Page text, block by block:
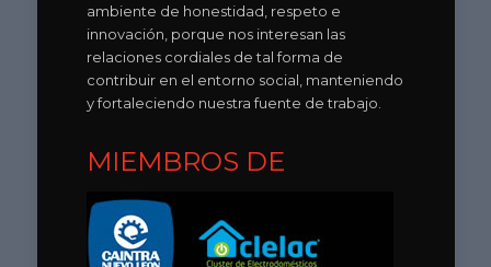
ambiente de honestidad, respeto e
innovación, porque nos interesan las
relaciones cordiales de tal forma de
contribuir en el entorno social, manteniendo
y fortaleciendo nuestra fuente de trabajo.
MIEMBROS DE